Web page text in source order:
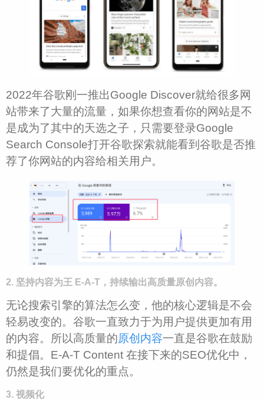
2022年谷歌刚一推出Google Discover就给很多网
站带来了大量的流量，如果你想查看你的网站是不
是成为了其中的天选之子，只需要登录Google
Search Console打开谷歌探索就能看到谷歌是否推
荐了你网站的内容给相关用户。
2. 坚持内容为王 E-A-T，持续输出高质量原创内容。
无论搜索引擎的算法怎么变，他的核心逻辑是不会
轻易改变的。谷歌一直致力于为用户提供更加有用
的内容。所以高质量的原创内容一直是谷歌在鼓励
和提倡。E-A-T Content 在接下来的SEO优化中，
仍然是我们要优化的重点。
3. 视频化